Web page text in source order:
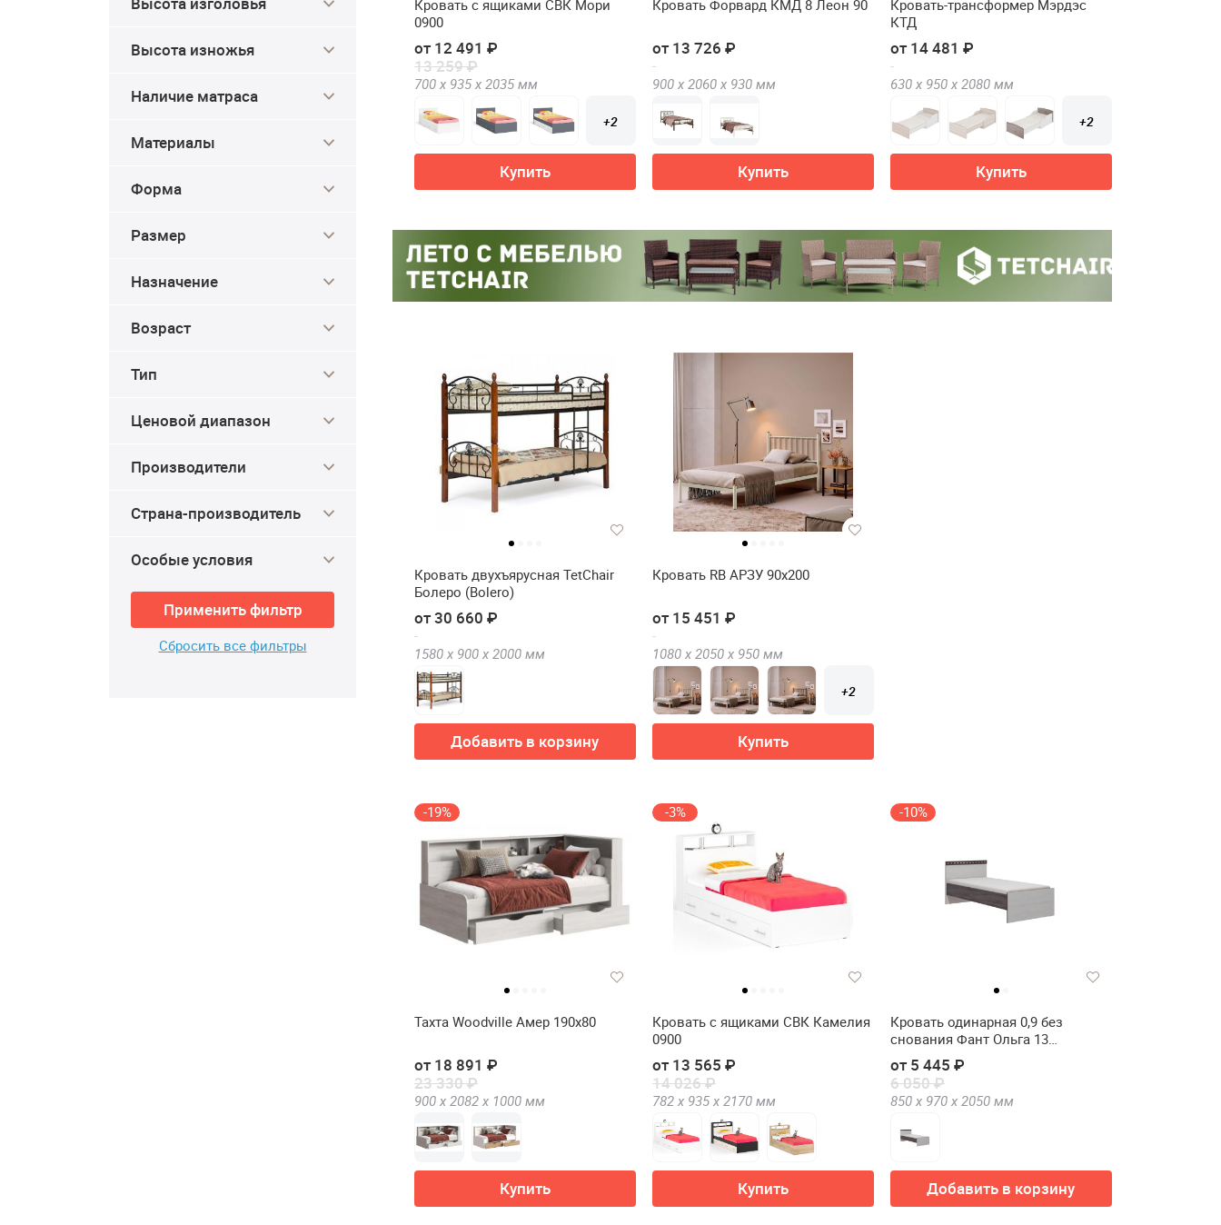
Кровать с ящиками СВК Мори
0900
от 12 491 ₽
13 259 ₽
700 х 935 х 2035 мм
+2
Купить
Кровать Форвард КМД 8 Леон 90
от 13 726 ₽
900 х 2060 х 930 мм
Купить
Кровать-трансформер Мэрдэс
КТД
от 14 481 ₽
630 х 950 х 2080 мм
+2
Купить
Кровать двухъярусная TetChair
Болеро (Bolero)
от 30 660 ₽
1580 х 900 х 2000 мм
Добавить в корзину
Кровать RB АРЗУ 90х200
от 15 451 ₽
1080 х 2050 х 950 мм
+2
Купить
-19%
Тахта Woodville Амер 190х80
от 18 891 ₽
23 330 ₽
900 х 2082 х 1000 мм
Купить
-3%
Кровать с ящиками СВК Камелия
0900
от 13 565 ₽
14 026 ₽
782 х 935 х 2170 мм
Купить
-10%
Кровать одинарная 0,9 без
снования Фант Ольга 13
ЛДСП(Кровать одинарная 0,9 без
снования FANT Ольга 13 ЛДСП)
от 5 445 ₽
6 050 ₽
850 х 970 х 2050 мм
Добавить в корзину
Высота изножья
Наличие матраса
Материалы
Форма
Размер
Назначение
Возраст
Тип
Ценовой диапазон
Производители
Страна-производитель
Особые условия
Применить фильтр
Сбросить все фильтры